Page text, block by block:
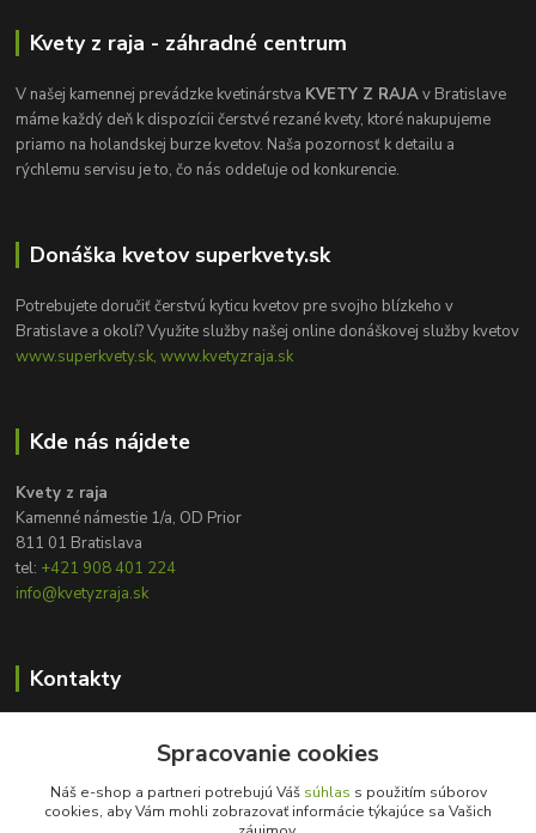
Kvety z raja - záhradné centrum
V našej kamennej prevádzke kvetinárstva KVETY Z RAJAv Bratislave
máme každý deň k dispozícii čerstvé rezané kvety, ktoré nakupujeme
priamo na holandskej burze kvetov. Naša pozornosť k detailu a
rýchlemu servisu je to, čo nás oddeľuje od konkurencie.
Donáška kvetov superkvety.sk
Potrebujete doručiť čerstvú kyticu kvetov pre svojho blízkeho v
Bratislave a okolí? Využite služby našej online donáškovej služby kvetov
www.superkvety.sk, www.kvetyzraja.sk
Kde nás nájdete
Kvety z raja
Kamenné námestie 1/a, OD Prior
811 01 Bratislava
tel: +421 908 401 224
info@kvetyzraja.sk
Kontakty
+421 908 401 224
info@kvetyzraja.sk
Spracovanie cookies
Náš e-shop a partneri potrebujú Váš súhlas s použitím súborov
cookies, aby Vám mohli zobrazovať informácie týkajúce sa Vašich